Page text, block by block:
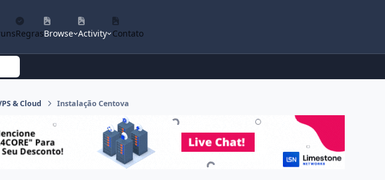
RegrasBrowse Activity Contato
& Cloud Instalação Centova